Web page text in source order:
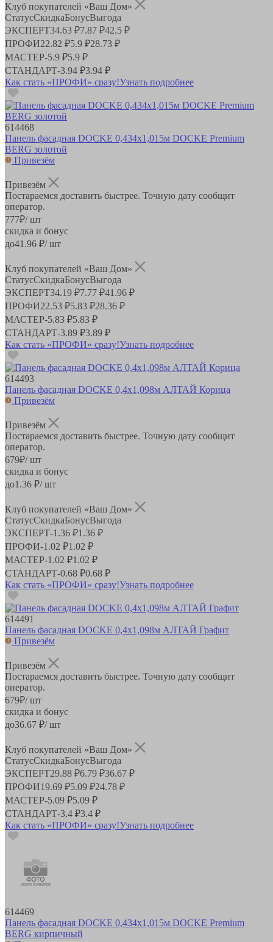
Клуб покупателей «Ваш Дом»
СтатусСкидкаБонусВыгода
ЭКСПЕРТ34.63 ₽7.87 ₽42.5 ₽
ПРОФИ22.82 ₽5.9 ₽28.73 ₽
МАСТЕР-5.9 ₽5.9 ₽
СТАНДАРТ-3.94 ₽3.94 ₽
Как стать «ПРОФИ» сразу!Узнать подробнее
614468
Панель фасадная DOCKE 0,434х1,015м DOCKE Premium
BERG золотой
Привезём
Привезём
Постараемся доставить быстрее. Точную дату сообщит
оператор.
777₽/ шт
скидка и бонус
до41.96 ₽/ шт
Клуб покупателей «Ваш Дом»
СтатусСкидкаБонусВыгода
ЭКСПЕРТ34.19 ₽7.77 ₽41.96 ₽
ПРОФИ22.53 ₽5.83 ₽28.36 ₽
МАСТЕР-5.83 ₽5.83 ₽
СТАНДАРТ-3.89 ₽3.89 ₽
Как стать «ПРОФИ» сразу!Узнать подробнее
614493
Панель фасадная DOCKE 0,4х1,098м АЛТАЙ Корица
Привезём
Привезём
Постараемся доставить быстрее. Точную дату сообщит
оператор.
679₽/ шт
скидка и бонус
до1.36 ₽/ шт
Клуб покупателей «Ваш Дом»
СтатусСкидкаБонусВыгода
ЭКСПЕРТ-1.36 ₽1.36 ₽
ПРОФИ-1.02 ₽1.02 ₽
МАСТЕР-1.02 ₽1.02 ₽
СТАНДАРТ-0.68 ₽0.68 ₽
Как стать «ПРОФИ» сразу!Узнать подробнее
614491
Панель фасадная DOCKE 0,4х1,098м АЛТАЙ Графит
Привезём
Привезём
Постараемся доставить быстрее. Точную дату сообщит
оператор.
679₽/ шт
скидка и бонус
до36.67 ₽/ шт
Клуб покупателей «Ваш Дом»
СтатусСкидкаБонусВыгода
ЭКСПЕРТ29.88 ₽6.79 ₽36.67 ₽
ПРОФИ19.69 ₽5.09 ₽24.78 ₽
МАСТЕР-5.09 ₽5.09 ₽
СТАНДАРТ-3.4 ₽3.4 ₽
Как стать «ПРОФИ» сразу!Узнать подробнее
614469
Панель фасадная DOCKE 0,434х1,015м DOCKE Premium
BERG кирпичный